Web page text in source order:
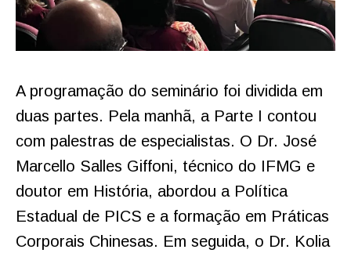
A programação do seminário foi dividida em
duas partes. Pela manhã, a Parte I contou
com palestras de especialistas. O Dr. José
Marcello Salles Giffoni, técnico do IFMG e
doutor em História, abordou a Política
Estadual de PICS e a formação em Práticas
Corporais Chinesas. Em seguida, o Dr. Kolia